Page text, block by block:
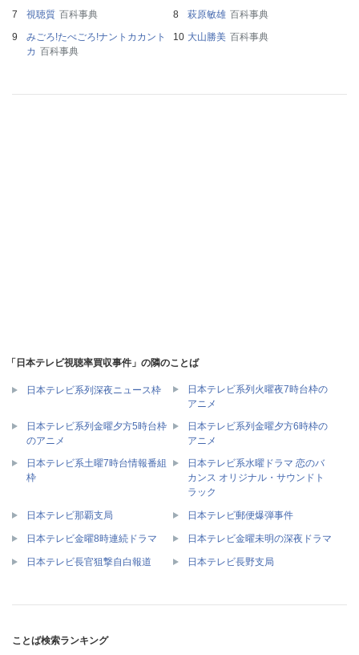
視聴質 百科事典 萩原敏雄 百科事典
みごろ!たべごろ!ナントカカント
カ 百科事典
大山勝美 百科事典
「日本テレビ視聴率買収事件」の隣のことば
日本テレビ系列深夜ニュース枠
日本テレビ系列火曜夜7時台枠の
アニメ
日本テレビ系列金曜夕方5時台枠
のアニメ
日本テレビ系列金曜夕方6時枠の
アニメ
日本テレビ系土曜7時台情報番組
枠
日本テレビ系水曜ドラマ 恋のバ
カンス オリジナル・サウンドト
ラック
日本テレビ那覇支局 日本テレビ郵便爆弾事件
日本テレビ金曜8時連続ドラマ 日本テレビ金曜未明の深夜ドラマ
日本テレビ長官狙撃自白報道 日本テレビ長野支局
ことば検索ランキング